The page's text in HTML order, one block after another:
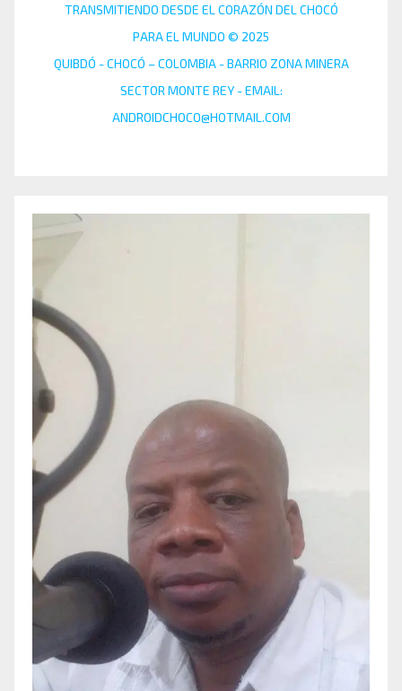
TRANSMITIENDO DESDE EL CORAZÓN DEL CHOCÓ
PARA EL MUNDO © 2025
QUIBDÓ - CHOCÓ – COLOMBIA - BARRIO ZONA MINERA
SECTOR MONTE REY - EMAIL:
ANDROIDCHOCO@HOTMAIL.COM